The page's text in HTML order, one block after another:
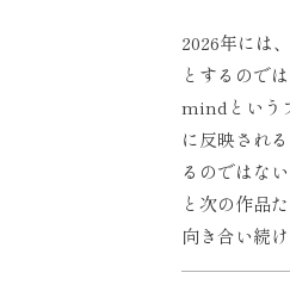
2026年には
とするので
mindという
に反映され
るのではな
と次の作品
向き合い続